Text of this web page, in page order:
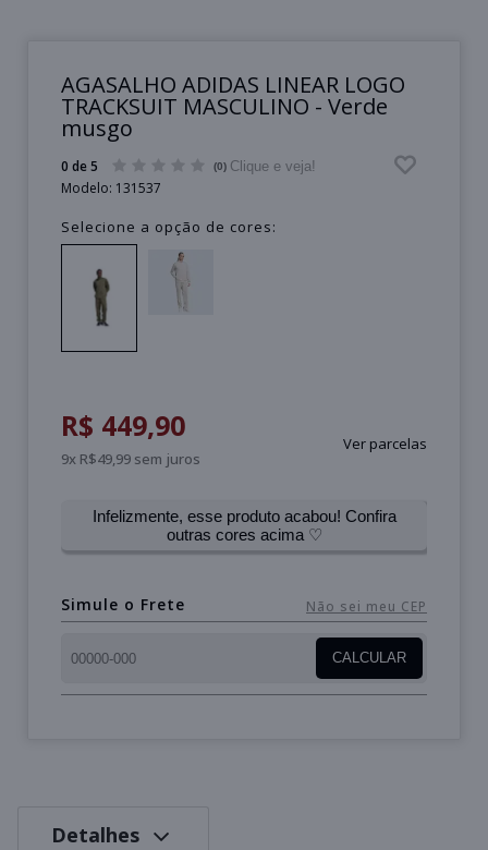
AGASALHO ADIDAS LINEAR LOGO
TRACKSUIT MASCULINO - Verde
musgo
0 de 5 (0) Clique e veja!
Modelo: 131537
Selecione a opção de cores:
Ver parcelas
R$ 449,90
9x R$49,99 sem juros
Infelizmente, esse produto acabou! Confira
outras cores acima ♡
Simule o Frete Não sei meu CEP
CALCULAR
Detalhes